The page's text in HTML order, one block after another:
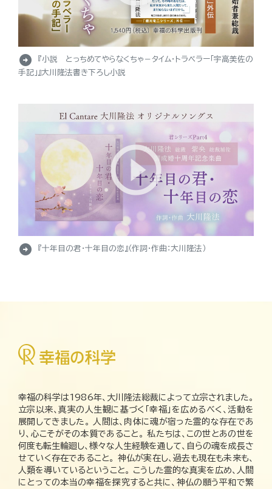
arrow_circle_right
『小説 とっちめてやらなくちゃ－タイム・トラベラー「宇高美佐の
手記」』大川隆法書き下ろし小説
arrow_circle_right 『十年目の君・十年目の恋』（作詞・作曲：大川隆法）
幸福の科学は1986年、大川隆法総裁によって立宗されました。
立宗以来、真実の人生観に基づく「幸福」を広めるべく、活動を
展開してきました。 人間は、肉体に魂が宿った霊的な存在であ
り、心こそがその本質であること。 私たちは、この世とあの世を
何度も転生輪廻し、様々な人生経験を通して、自らの魂を成長さ
せていく存在であること。 神仏が実在し、過去も現在も未来も、
人類を導いているということ。 こうした霊的な真実を広め、人間
にとっての本当の幸福を探究すると共に、神仏の願う平和で繁